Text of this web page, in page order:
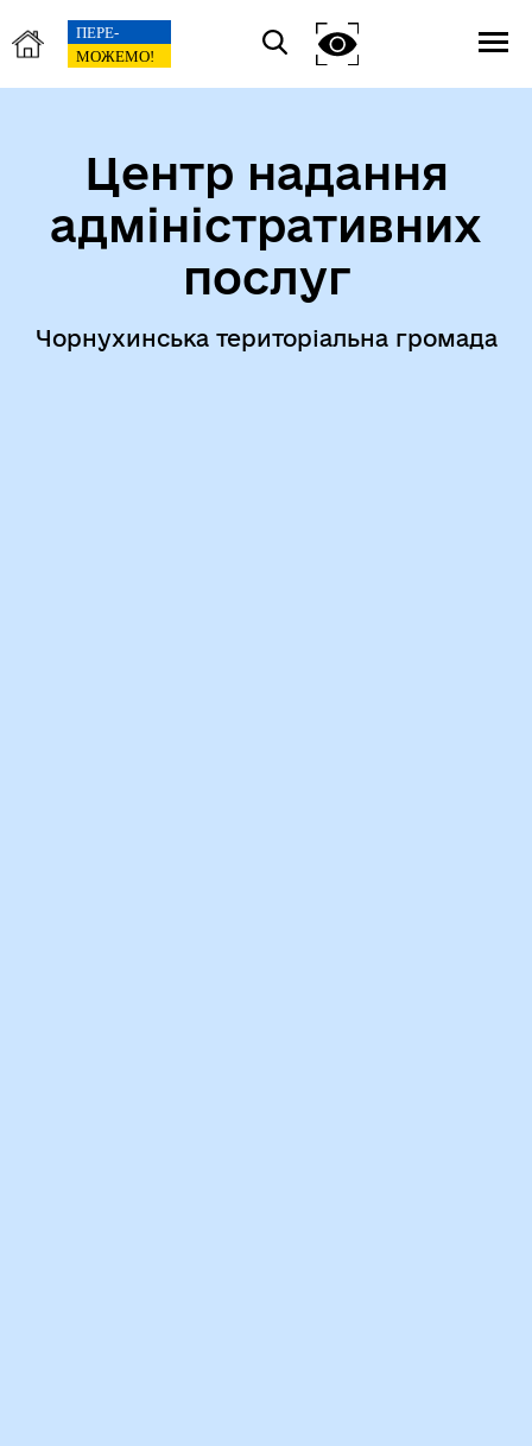
Центр надання
адміністративних
послуг
Чорнухинська територіальна громада